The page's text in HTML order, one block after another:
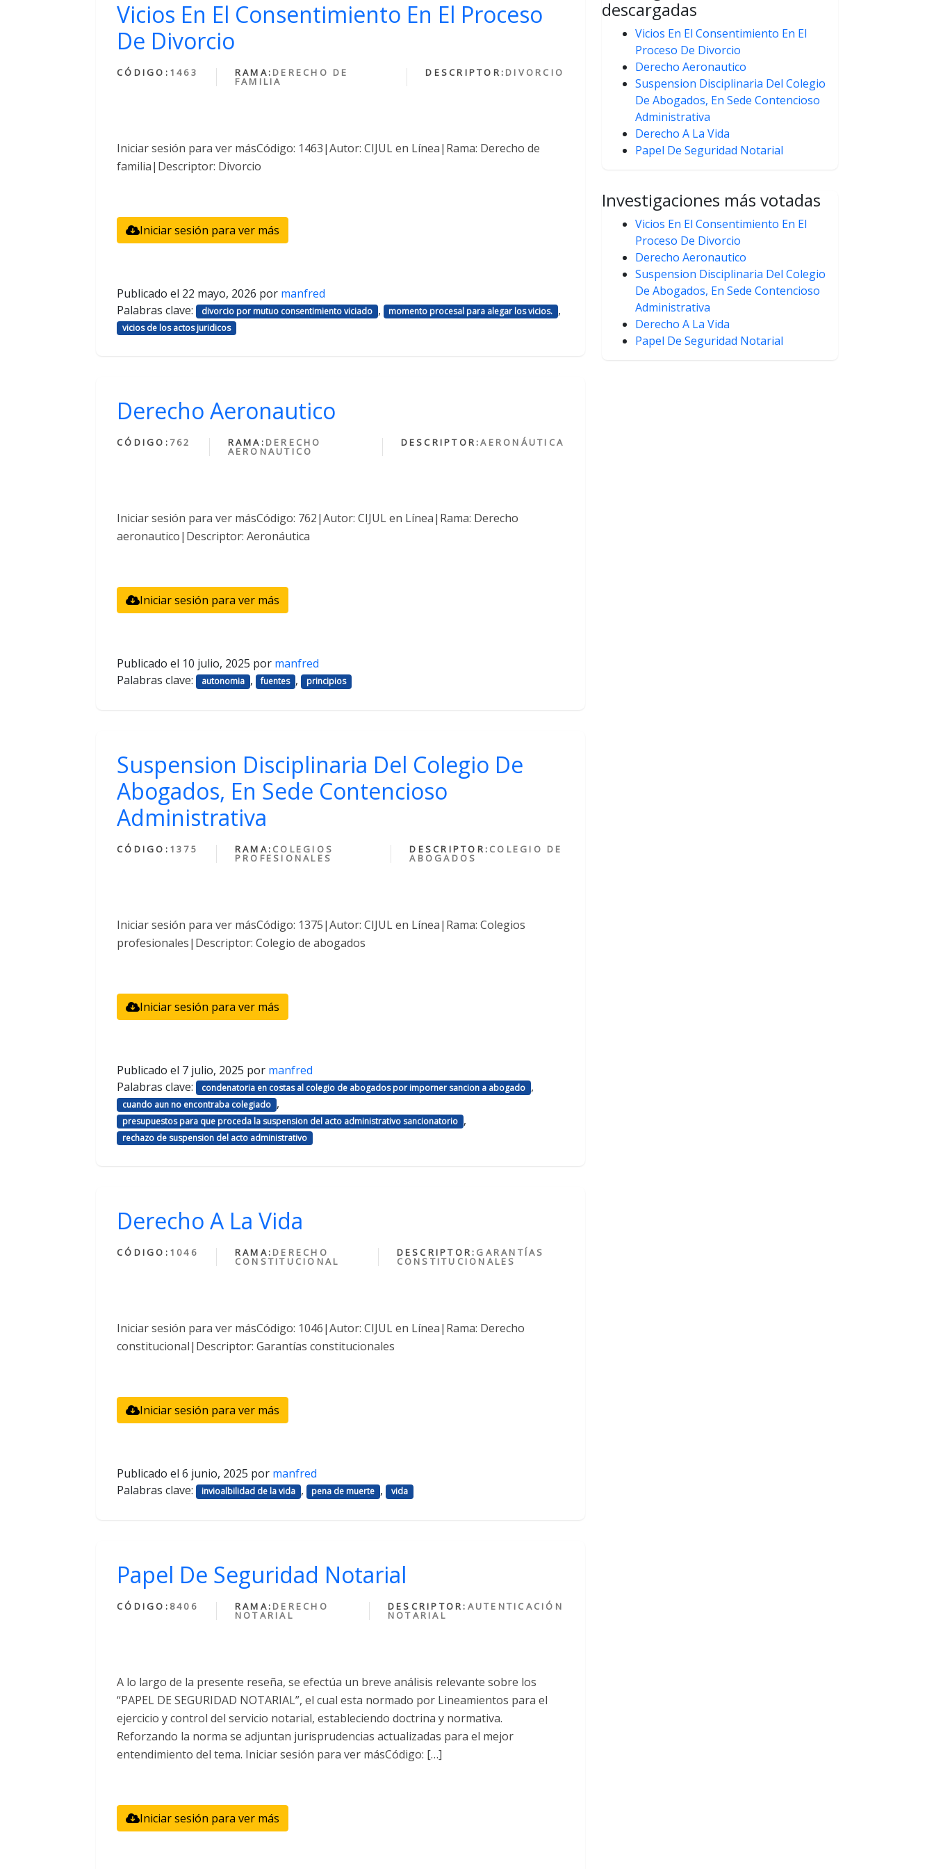
Vicios En El Consentimiento En El Proceso
De Divorcio
CÓDIGO: 1463 RAMA: DERECHO DE
FAMILIA
DESCRIPTOR: DIVORCIO
Iniciar sesión para ver másCódigo: 1463|Autor: CIJUL en Línea|Rama: Derecho de
familia|Descriptor: Divorcio
Iniciar sesión para ver más
Publicado el 22 mayo, 2026 por manfred
Palabras clave:
divorcio por mutuo consentimiento viciado , momento procesal para alegar los vicios. ,
vicios de los actos juridicos
Derecho Aeronautico
CÓDIGO: 762 RAMA: DERECHO
AERONAUTICO
DESCRIPTOR:AERONÁUTICA
Iniciar sesión para ver másCódigo: 762|Autor: CIJUL en Línea|Rama: Derecho
aeronautico|Descriptor: Aeronáutica
Iniciar sesión para ver más
Publicado el 10 julio, 2025 por manfred
Palabras clave:
autonomia , fuentes , principios
Suspension Disciplinaria Del Colegio De
Abogados, En Sede Contencioso
Administrativa
CÓDIGO: 1375 RAMA: COLEGIOS
PROFESIONALES
DESCRIPTOR: COLEGIO DE
ABOGADOS
Iniciar sesión para ver másCódigo: 1375|Autor: CIJUL en Línea|Rama: Colegios
profesionales|Descriptor: Colegio de abogados
Iniciar sesión para ver más
Publicado el 7 julio, 2025 por manfred
Palabras clave:
condenatoria en costas al colegio de abogados por imporner sancion a abogado ,
cuando aun no encontraba colegiado ,
presupuestos para que proceda la suspension del acto administrativo sancionatorio ,
rechazo de suspension del acto administrativo
Derecho A La Vida
CÓDIGO: 1046 RAMA: DERECHO
CONSTITUCIONAL
DESCRIPTOR: GARANTÍAS
CONSTITUCIONALES
Iniciar sesión para ver másCódigo: 1046|Autor: CIJUL en Línea|Rama: Derecho
constitucional|Descriptor: Garantías constitucionales
Iniciar sesión para ver más
Publicado el 6 junio, 2025 por manfred
Palabras clave:
invioalbilidad de la vida , pena de muerte , vida
Papel De Seguridad Notarial
CÓDIGO: 8406 RAMA: DERECHO
NOTARIAL
DESCRIPTOR: AUTENTICACIÓN
NOTARIAL
A lo largo de la presente reseña, se efectúa un breve análisis relevante sobre los
“PAPEL DE SEGURIDAD NOTARIAL”, el cual esta normado por Lineamientos para el
ejercicio y control del servicio notarial, estableciendo doctrina y normativa.
Reforzando la norma se adjuntan jurisprudencias actualizadas para el mejor
entendimiento del tema. Iniciar sesión para ver másCódigo: […]
Iniciar sesión para ver más
descargadas
Vicios En El Consentimiento En El
Proceso De Divorcio
Derecho Aeronautico
Suspension Disciplinaria Del Colegio
De Abogados, En Sede Contencioso
Administrativa
Derecho A La Vida
Papel De Seguridad Notarial
Investigaciones más votadas
Vicios En El Consentimiento En El
Proceso De Divorcio
Derecho Aeronautico
Suspension Disciplinaria Del Colegio
De Abogados, En Sede Contencioso
Administrativa
Derecho A La Vida
Papel De Seguridad Notarial